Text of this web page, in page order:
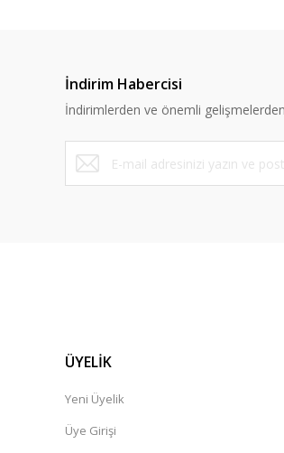
İndirim Habercisi
İndirimlerden ve önemli
ÜYELİK
Yeni Üyelik
Üye Girişi